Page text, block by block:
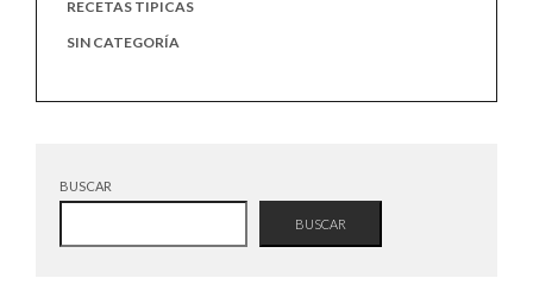
RECETAS TIPICAS
SIN CATEGORÍA
BUSCAR
BUSCAR